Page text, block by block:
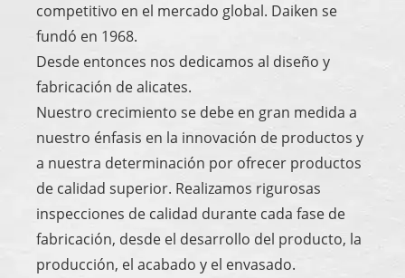
competitivo en el mercado global. Daiken se
fundó en 1968.
Desde entonces nos dedicamos al diseño y
fabricación de alicates.
Nuestro crecimiento se debe en gran medida a
nuestro énfasis en la innovación de productos y
a nuestra determinación por ofrecer productos
de calidad superior. Realizamos rigurosas
inspecciones de calidad durante cada fase de
fabricación, desde el desarrollo del producto, la
producción, el acabado y el envasado.